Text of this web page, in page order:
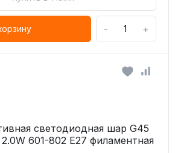
- +
светодиодная шар G45
601-802 E27 филаментная